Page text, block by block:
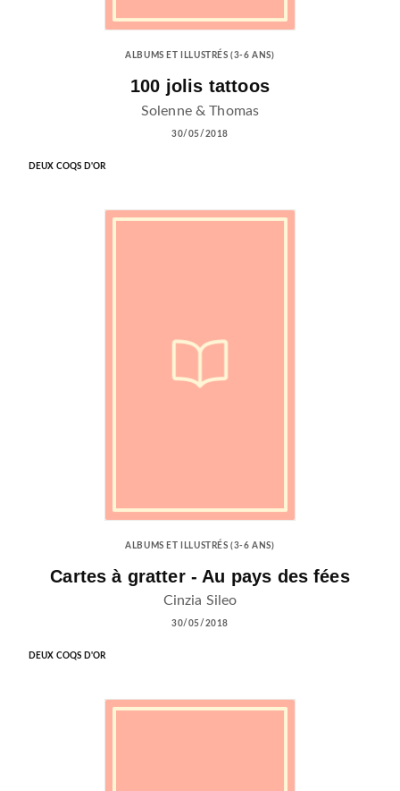
ALBUMS ET ILLUSTRÉS (3-6 ANS)
100 jolis tattoos
Solenne & Thomas
30/05/2018
DEUX COQS D'OR
ALBUMS ET ILLUSTRÉS (3-6 ANS)
Cartes à gratter - Au pays des fées
Cinzia Sileo
30/05/2018
DEUX COQS D'OR